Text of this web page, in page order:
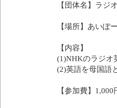
【団体名】ラジ
【場所】あい
【内容】
(1)NHKのラジオ
(2)英語を母国語
【参加費】1,000